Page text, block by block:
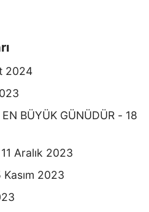
2024
BÜYÜK GÜNÜDÜR - 18
Aralık 2023
2023